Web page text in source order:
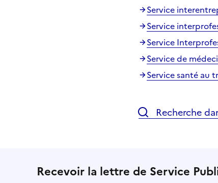
Service
Service
Service
Service de
Service santé au
Recherche
Recevoir la lettre de Service